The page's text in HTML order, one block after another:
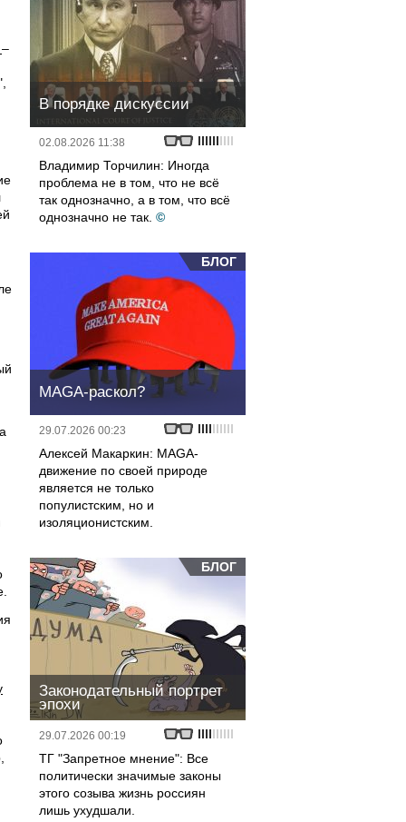
–
В порядке дискуссии
02.08.2026 11:38
Владимир Торчилин: Иногда
проблема не в том, что не всё
так однозначно, а в том, что всё
однозначно не так. ©
БЛОГ
MAGA-раскол?
29.07.2026 00:23
Алексей Макаркин: MAGA-
движение по своей природе
является не только
популистским, но и
изоляционистским.
БЛОГ
Законодательный портрет
эпохи
29.07.2026 00:19
ТГ "Запретное мнение": Все
политически значимые законы
этого созыва жизнь россиян
лишь ухудшали.